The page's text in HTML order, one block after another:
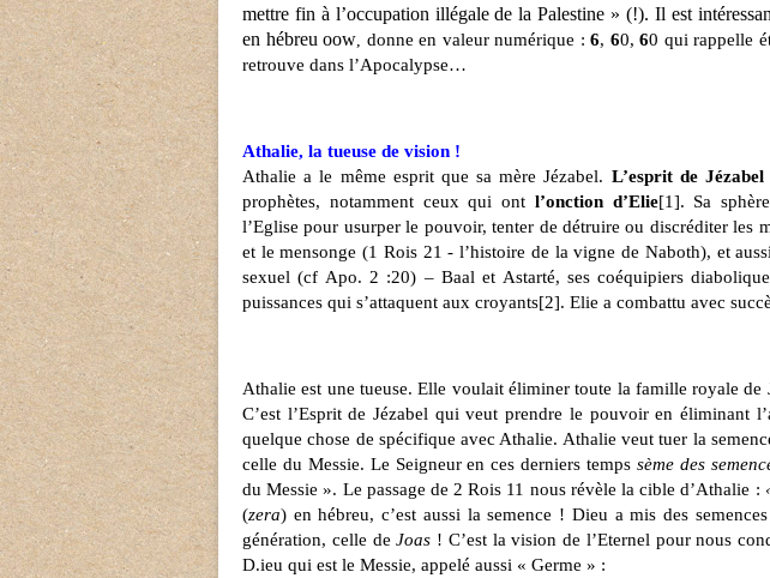
mettre fin à l’occupation illégale de la Palestine » (!). Il est
en hébreu oow, donne en valeur numérique :6, 60,60 qui rappelle
retrouve dans l’Apocalypse…
Athalie, la tueuse de vision !
Athalie a le même esprit que sa mère Jézabel. L’esprit de Jézabel
prophètes, notamment ceux qui ont l’onction d’Elie[1]. Sa
l’Eglise pour usurper le pouvoir, tenter de détruire ou discréditer les
et le mensonge (1 Rois 21 - l’histoire de la vigne de Naboth), et
sexuel (cf Apo. 2 :20) – Baal et Astarté, ses coéquipiers
puissances qui s’attaquent aux croyants[2]. Elie a combattu avec
Athalie est une tueuse. Elle voulait éliminer toute la famille royale de
C’est l’Esprit de Jézabel qui veut prendre le pouvoir en éliminant
quelque chose de spécifique avec Athalie. Athalie veut tuer la
celle du Messie. Le Seigneur en ces derniers temps sème des
du Messie ». Le passage de 2 Rois 11 nous révèle la cible d’Athalie :
(zera) en hébreu, c’est aussi la semence ! Dieu a mis des
génération, celle deJoas ! C’est la vision de l’Eternel pour nous
D.ieu qui est le Messie, appelé aussi « Germe » :